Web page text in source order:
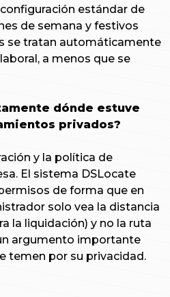
estándar de
de semana y festivos
se tratan automáticamente
a menos que se
dónde estuve
privados?
y la política de
El sistema DSLocate
de forma que en
solo vea la distancia
la liquidación) y no la ruta
argumento importante
temen por su privacidad.